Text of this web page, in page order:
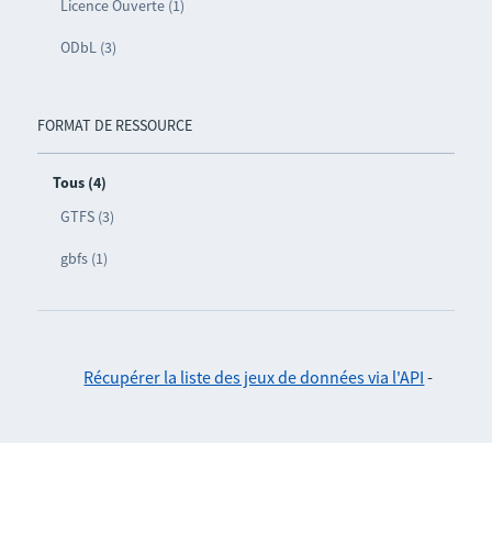
Licence Ouverte (1)
ODbL (3)
FORMAT DE RESSOURCE
Tous (4)
GTFS (3)
gbfs (1)
Récupérer la liste des jeux de données via l'API -